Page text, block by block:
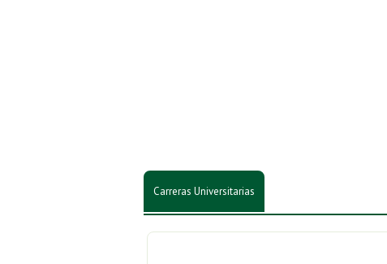
Carreras Universitarias